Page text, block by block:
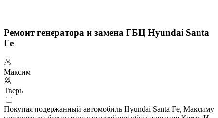
Ремонт генератора и замена ГБЦ Hyundai Santa
Fe
Максим
Тверь
Покупая подержанный автомобиль Hyundai Santa Fe, Максиму